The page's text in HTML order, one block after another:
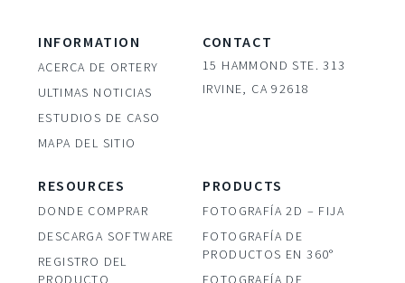
INFORMATION
ACERCA DE ORTERY
ULTIMAS NOTICIAS
ESTUDIOS DE CASO
MAPA DEL SITIO
CONTACT
15 HAMMOND STE. 313
IRVINE, CA 92618
RESOURCES
DONDE COMPRAR
DESCARGA SOFTWARE
REGISTRO DEL
PRODUCTO
PRODUCTS
FOTOGRAFÍA 2D – FIJA
FOTOGRAFÍA DE
PRODUCTOS EN 360°
FOTOGRAFÍA DE